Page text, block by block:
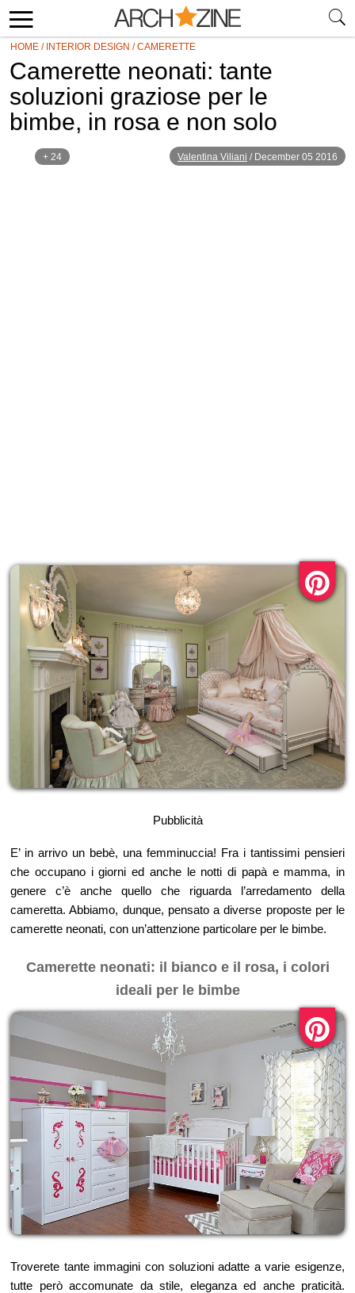
HOME / INTERIOR DESIGN /CAMERETTE
Camerette neonati: tante
soluzioni graziose per le
bimbe, in rosa e non solo
+ 24 Valentina Viliani / December 05 2016
Pubblicità
E’ in arrivo un bebè, una femminuccia! Fra i tantissimi pensieri
che occupano i giorni ed anche le notti di papà e mamma, in
genere c’è anche quello che riguarda l’arredamento della
cameretta. Abbiamo, dunque, pensato a diverse proposte per le
camerette neonati, con un’attenzione particolare per le bimbe.
Camerette neonati: il bianco e il rosa, i colori
ideali per le bimbe
Troverete tante immagini con soluzioni adatte a varie esigenze,
tutte però accomunate da stile, eleganza ed anche praticità.